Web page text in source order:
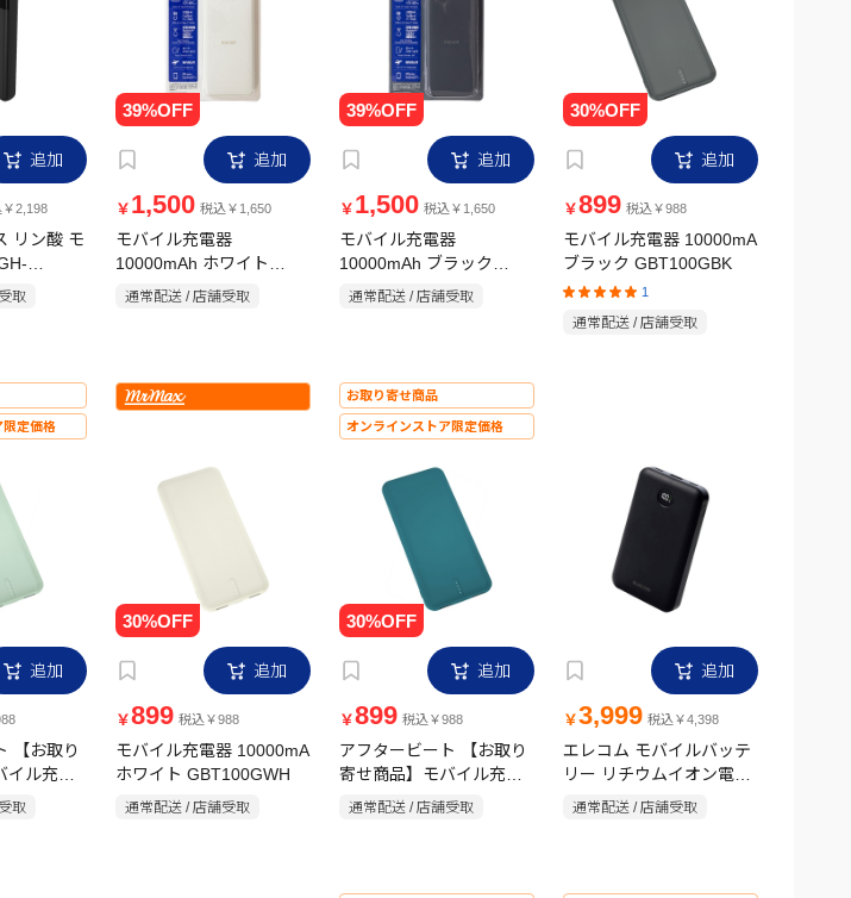
追加
2,198
リン酸 モ
ラック
取
追加
￥ 1,500 税込￥1,650
モバイル充電器
10000mAh ホワイト
通常配送 / 店舗受取
追加
￥ 1,500 税込￥1,650
モバイル充電器
10000mAh ブラック
通常配送 / 店舗受取
追加
￥899 税込￥988
モバイル充電器 10000mA
ブラック GBT100GBK
1
通常配送 / 店舗受取
限定価格
追加
【お取り
ル充電
バーブ
取
追加
￥899 税込￥988
モバイル充電器 10000mA
ホワイト GBT100GWH
通常配送 / 店舗受取
お取り寄せ商品
オンラインストア限定価格
追加
￥899 税込￥988
アフタービート 【お取り
寄せ商品】モバイル充電
器 10000mA ピスタチオ
通常配送 / 店舗受取
追加
￥3,999 税込￥4,398
エレコム モバイルバッテ
リー リチウムイオン電池
残量表示 10000mAh
通常配送 / 店舗受取